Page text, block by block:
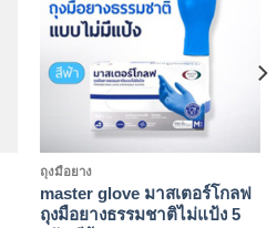
wishlist
ถุงมือยาง
master glove มาสเตอร์โกลฟ
ถุงมือยางธรรมชาติไม่แป้ง 5